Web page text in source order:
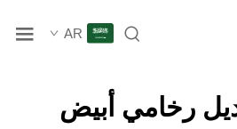
AR
رخامي أبيض